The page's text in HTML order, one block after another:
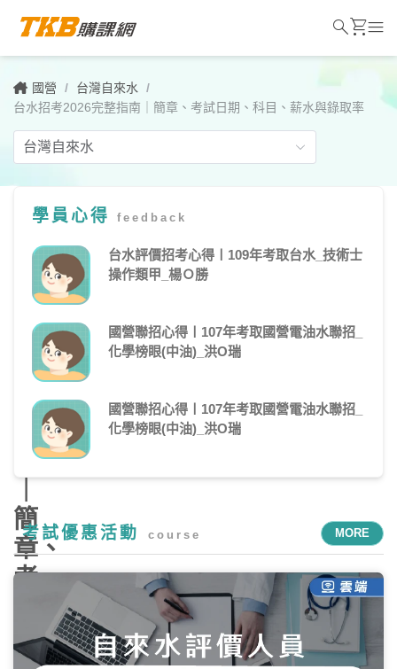
國營 / 台灣自來水
/
台水招考2026完整指南｜簡章、考試日期、科目、薪水與錄取率
台
水
招
2026
完
整
南
簡
章、
考
日
學員心得 feedback
台水評價招考心得〡109年考取台水_技術士
操作類甲_楊Ｏ勝
國營聯招心得〡107年考取國營電油水聯招_
化學榜眼(中油)_洪O瑞
國營聯招心得〡107年考取國營電油水聯招_
化學榜眼(中油)_洪O瑞
考試優惠活動 course MORE
searchshopping_cartmenu